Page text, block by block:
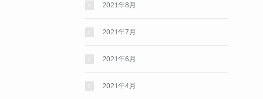
2021年8月
2021年7月
2021年6月
2021年4月